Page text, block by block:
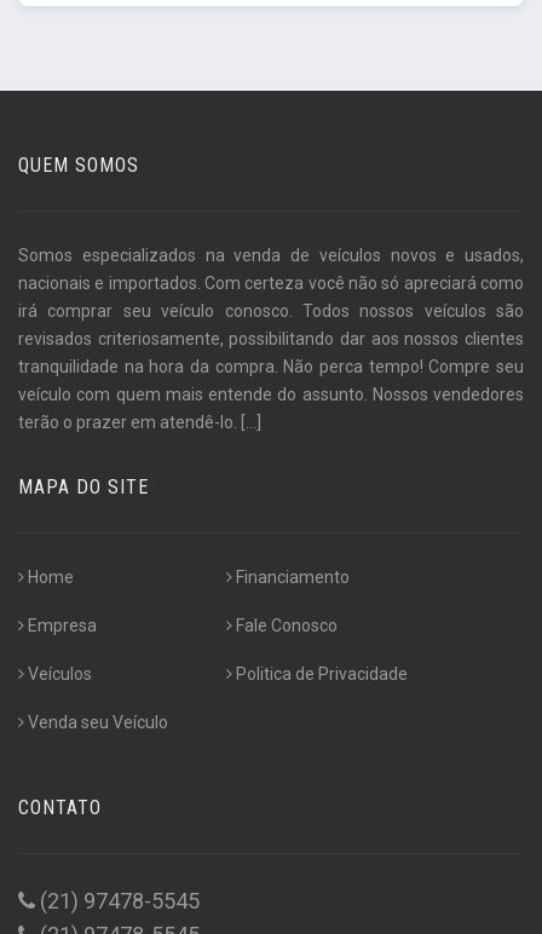
QUEM SOMOS
Somos especializados na venda de veículos novos e usados,
nacionais e importados. Com certeza você não só apreciará como
irá comprar seu veículo conosco. Todos nossos veículos são
revisados criteriosamente, possibilitando dar aos nossos clientes
tranquilidade na hora da compra. Não perca tempo! Compre seu
veículo com quem mais entende do assunto. Nossos vendedores
terão o prazer em atendê-lo.
MAPA DO SITE
Home
Empresa
Veículos
Venda seu Veículo
Financiamento
Fale Conosco
Politica de Privacidade
CONTATO
(21) 97478-5545